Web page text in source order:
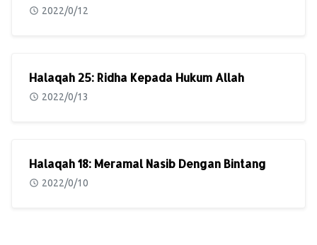
2022/0/12
Halaqah 25: Ridha Kepada Hukum Allah
2022/0/13
Halaqah 18: Meramal Nasib Dengan Bintang
2022/0/10